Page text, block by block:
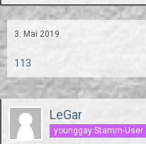
3. Mai 2019
113
LeGar
younggay Stamm-User